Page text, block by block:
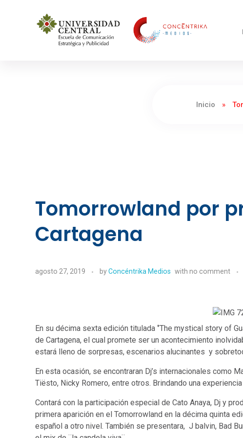
Inicio »
Tomorrowland por
Cartagena
agosto 27, 2019 byConcéntrika Medios with no comment
En su décima sexta edición titulada ‘’The mystical story of
de Cartagena, el cual promete ser un acontecimiento
estará lleno de sorpresas, escenarios alucinantes y
En esta ocasión, se encontraran Dj’s internacionales como
Tiësto, Nicky Romero, entre otros. Brindando una
Contará con la participación especial de Cato Anaya, Dj y
primera aparición en el Tomorrowland en la décima quinta
español a otro nivel. También se presentara, J balvin, Bad